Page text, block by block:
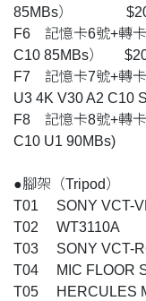
85MBs）
F6 記憶卡6號+轉卡
C10 85MBs）
F7 記憶卡7號+轉卡
U3 4K V30 A2
F8 記憶卡8號+轉
C10 U1
●腳架（Tripod）
T01 SONY
T02
T03 SONY
T04 MIC
T05 HERCULES